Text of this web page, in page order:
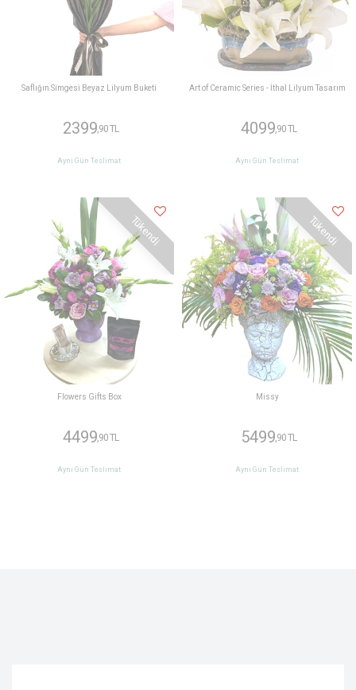
Saflığın Simgesi Beyaz Lilyum Buketi
2399,90 TL
Aynı Gün Teslimat
Art of Ceramic Series - İthal Lilyum Tasarım
4099,90 TL
Aynı Gün Teslimat
Tükendi
Flowers Gifts Box
4499,90 TL
Aynı Gün Teslimat
Tükendi
Missy
5499,90 TL
Aynı Gün Teslimat